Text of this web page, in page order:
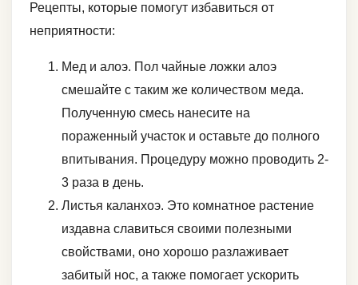
Рецепты, которые помогут избавиться от
неприятности:
Мед и алоэ. Пол чайные ложки алоэ
смешайте с таким же количеством меда.
Полученную смесь нанесите на
пораженный участок и оставьте до полного
впитывания. Процедуру можно проводить 2-
3 раза в день.
Листья каланхоэ. Это комнатное растение
издавна славиться своими полезными
свойствами, оно хорошо разлаживает
забитый нос, а также помогает ускорить